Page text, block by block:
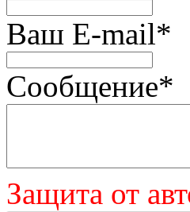
Ваш E-mail*
Сообщение*
Защита от